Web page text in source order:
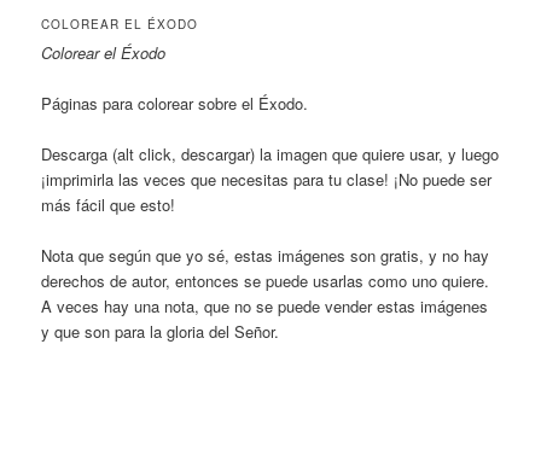
COLOREAR EL ÉXODO
Colorear el Éxodo
Páginas para colorear sobre el Éxodo.
Descarga (alt click, descargar) la imagen que quiere usar, y luego
¡imprimirla las veces que necesitas para tu clase! ¡No puede ser
más fácil que esto!
Nota que según que yo sé, estas imágenes son gratis, y no hay
derechos de autor, entonces se puede usarlas como uno quiere.
A veces hay una nota, que no se puede vender estas imágenes
y que son para la gloria del Señor.